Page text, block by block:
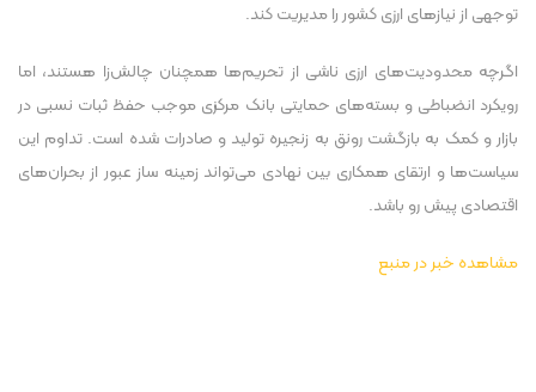
توجهی از نیاز‌های ارزی کشور را مدیریت کند.
اگرچه محدودیت‌های ارزی ناشی از تحریم‌ها همچنان چالش‌زا هستند، اما
رویکرد انضباطی و بسته‌های حمایتی بانک مرکزی موجب حفظ ثبات نسبی در
بازار و کمک به بازگشت رونق به زنجیره تولید و صادرات شده است. تداوم این
سیاست‌ها و ارتقای همکاری بین نهادی می‌تواند زمینه ساز عبور از بحران‌های
اقتصادی پیش رو باشد.
مشاهده خبر در منبع